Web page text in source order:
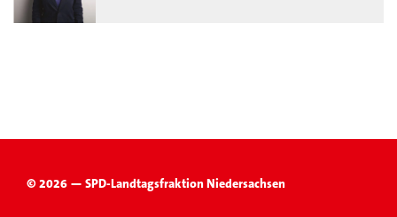
© 2026 — SPD-Landtagsfraktion Niedersachsen